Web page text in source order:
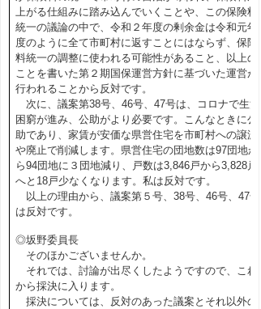
上がる仕組みに踏み込んでいくことや、この保険料
統一の議論の中で、令和２年度の剰余金は令和元年
度のように全て市町村に返すことにはならず、保険
料統一の調整に使われる可能性があること、以上の
ことを書いた第２期国保運営方針に基づいた運営が
行われることから反対です。
次に、議案第38号、46号、47号は、コロナで生活
困窮が進み、公助がより必要です。こんなときに公
助であり、家賃が安価な県営住宅を市町村への譲渡
や廃止で削減します。県営住宅の団地数は97団地か
ら94団地に３団地減り、戸数は3,846戸から3,828戸
へと18戸少なくなります。私は反対です。
以上の理由から、議案第５号、38号、46号、47号
は反対です。
◎坂野委員長
そのほかございませんか。
それでは、討論が出尽くしたようですので、これ
から採決に入ります。
採決については、反対のあった議案とそれ以外の